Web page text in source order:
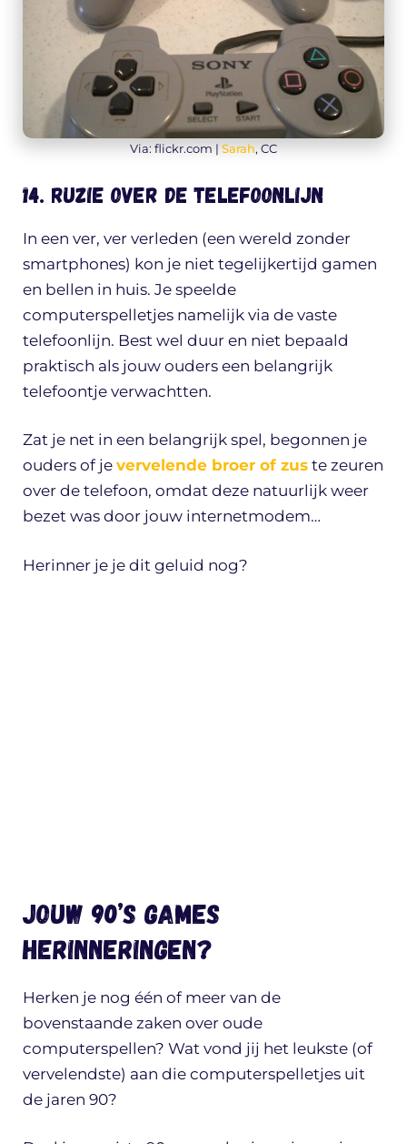
Via: flickr.com | Sarah, CC
14. Ruzie over de telefoonlijn
In een ver, ver verleden (een wereld zonder
smartphones) kon je niet tegelijkertijd gamen
en bellen in huis. Je speelde
computerspelletjes namelijk via de vaste
telefoonlijn. Best wel duur en niet bepaald
praktisch als jouw ouders een belangrijk
telefoontje verwachtten.
Zat je net in een belangrijk spel, begonnen je
ouders of je vervelende broer of zus te zeuren
over de telefoon, omdat deze natuurlijk weer
bezet was door jouw internetmodem…
Herinner je je dit geluid nog?
Jouw 90’s games
herinneringen?
Herken je nog één of meer van de
bovenstaande zaken over oude
computerspellen? Wat vond jij het leukste (of
vervelendste) aan die computerspelletjes uit
de jaren 90?